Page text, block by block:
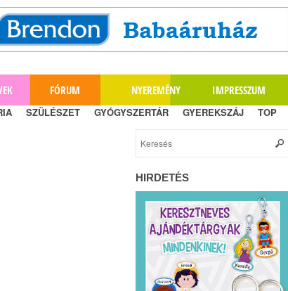
FÓRUM NYEREMÉNY IMPRESSZUM
SZÜLÉSZET GYÓGYSZERTÁR GYEREKSZÁJ TOP
HIRDETÉS